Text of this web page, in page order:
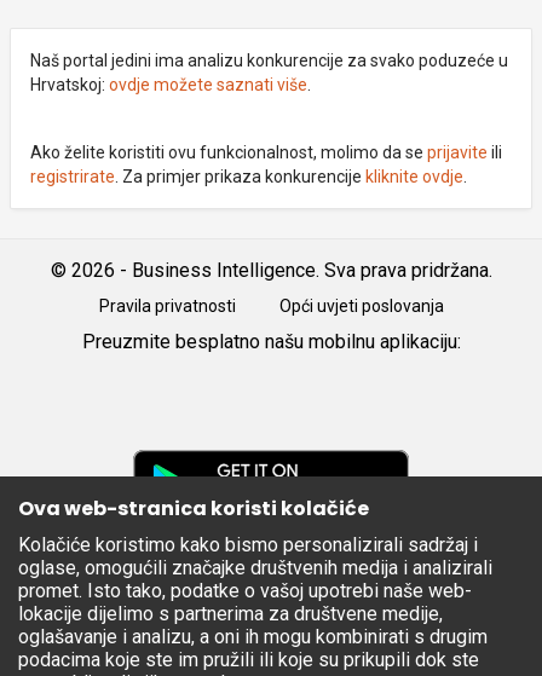
Naš portal jedini ima analizu konkurencije za svako poduzeće u
Hrvatskoj: ovdje možete saznati više
Ako želite koristiti ovu funkcionalnost, molimo da se prijavite ili
registrirate . Za primjer prikaza konkurencije kliknite ovdje
© 2026 - Business Intelligence. Sva prava pridržana.
Pravila privatnosti Opći uvjeti poslovanja
Preuzmite besplatno našu mobilnu aplikaciju:
Apple
Store
Ova web-stranica koristi kolačiće
Kolačiće koristimo kako bismo personalizirali sadržaj i
oglase, omogućili značajke društvenih medija i analizirali
promet. Isto tako, podatke o vašoj upotrebi naše web-
lokacije dijelimo s partnerima za društvene medije,
oglašavanje i analizu, a oni ih mogu kombinirati s drugim
podacima koje ste im pružili ili koje su prikupili dok ste